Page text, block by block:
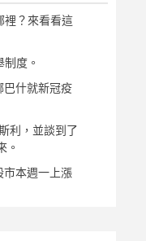
裡？來看看這
度。
巴什就新冠疫
利，並談到了
。
市本週一上漲